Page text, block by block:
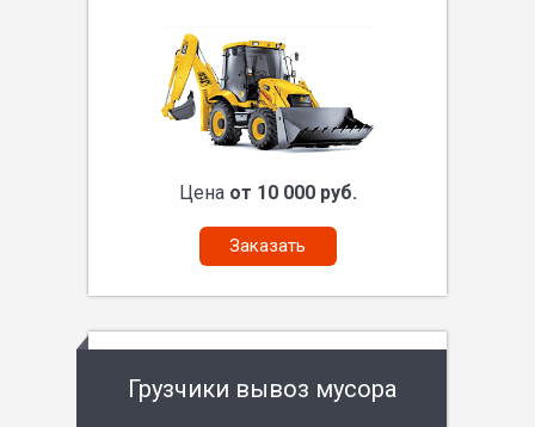
Цена от 10 000 руб.
Заказать
Грузчики вывоз мусора